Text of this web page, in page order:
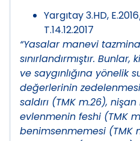
Yargıtay 3.HD,
T.14.12.2017
“Yasalar manevi
sınırlandırmıştır.
ve saygınlığına yönelik
değerlerinin
saldırı (TMK m.26), nişan
evlenmenin feshi (TMK
benimsenmemesi (TMK